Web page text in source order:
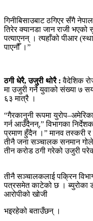
गिनीबिसाउबाट ठगिएर सँगै
तिरेर क्यानडा जान राजी
पत्याएनन् । त्यहाँको पीआर
पाएनौँ ।”
ठगी धेरै, उजुरी थोरै : वैदेशिक
मा उजुरी गर्ने युवाको संख्या
६३ मात्रै ।
“गैरकानुनी रूपमा
गर्न आउँदैनन्,” विभागका
प्रमाण हुँदैन ।” मानव तस्करी
तीनै जना सञ्‍चालक सनमान गोले,
तीन करोड ठगी गरेको उजुरी
तीनै सञ्‍चालकलाई पक्रिन
पत्रसमेत काटेको छ । ब्युरोका
आरोपीको खोजी
भइरहेको बताउँछन् ।